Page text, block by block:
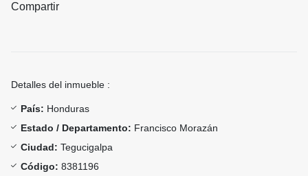
Compartir
Detalles del inmueble :
País: Honduras
Estado / Departamento: Francisco Morazán
Ciudad: Tegucigalpa
Código: 8381196